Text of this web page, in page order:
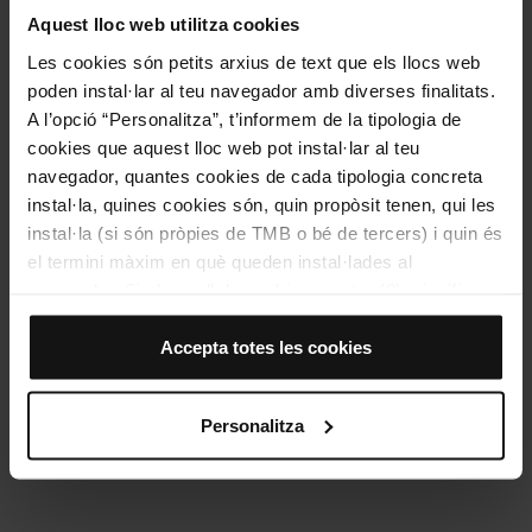
Aquest lloc web utilitza cookies
Les cookies són petits arxius de text que els llocs web
poden instal·lar al teu navegador amb diverses finalitats.
A l’opció “Personalitza”, t’informem de la tipologia de
cookies que aquest lloc web pot instal·lar al teu
navegador, quantes cookies de cada tipologia concreta
instal·la, quines cookies són, quin propòsit tenen, qui les
instal·la (si són pròpies de TMB o bé de tercers) i quin és
el termini màxim en què queden instal·lades al
que no instal·la cap cookie d’aquesta tipologia.
Si tries l’opció “Accepta totes les cookies”, permets que
totes aquestes cookies s’instal·lin al teu navegador.
cookies permet indicar si vols que s’instal·lin o no les
cookies d’aquella classe.
Accepta totes les cookies
Personalitza
vins / Foto: Maksym Kaharlytskyi via Unsplash